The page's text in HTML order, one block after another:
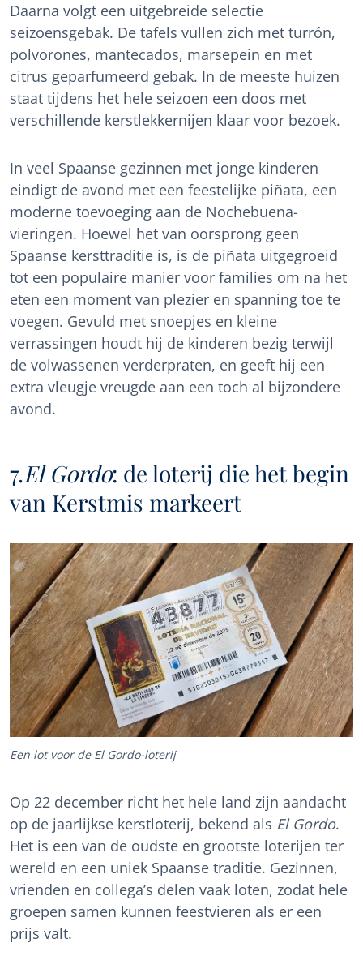
Daarna volgt een uitgebreide selectie
seizoensgebak. De tafels vullen zich met turrón,
polvorones, mantecados, marsepein en met
citrus geparfumeerd gebak. In de meeste huizen
staat tijdens het hele seizoen een doos met
verschillende kerstlekkernijen klaar voor bezoek.
In veel Spaanse gezinnen met jonge kinderen
eindigt de avond met een feestelijke piñata, een
moderne toevoeging aan de Nochebuena-
vieringen. Hoewel het van oorsprong geen
Spaanse kersttraditie is, is de piñata uitgegroeid
tot een populaire manier voor families om na het
eten een moment van plezier en spanning toe te
voegen. Gevuld met snoepjes en kleine
verrassingen houdt hij de kinderen bezig terwijl
de volwassenen verderpraten, en geeft hij een
extra vleugje vreugde aan een toch al bijzondere
avond.
7.El Gordo: de loterij die het begin
van Kerstmis markeert
Een lot voor de El Gordo-loterij
Op 22 december richt het hele land zijn aandacht
op de jaarlijkse kerstloterij, bekend als El Gordo.
Het is een van de oudste en grootste loterijen ter
wereld en een uniek Spaanse traditie. Gezinnen,
vrienden en collega’s delen vaak loten, zodat hele
groepen samen kunnen feestvieren als er een
prijs valt.